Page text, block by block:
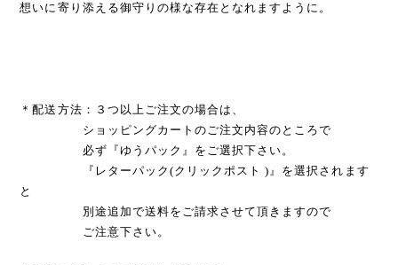
想いに寄り添える御守りの様な存在となれますように。
＊配送方法：３つ以上ご注文の場合は、
ショッピングカートのご注文内容のところで
必ず『ゆうパック』をご選択下さい。
『レターパック(クリックポスト )』を選択されます
と
別途追加で送料をご請求させて頂きますので
ご注意下さい。